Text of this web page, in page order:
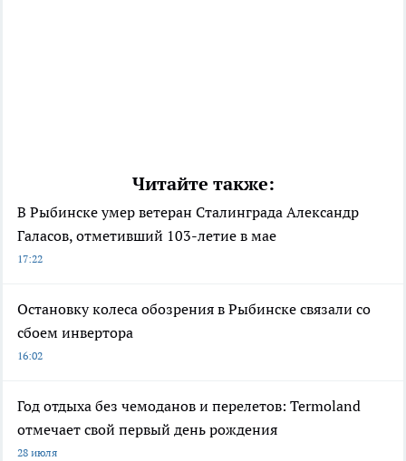
Читайте также:
В Рыбинске умер ветеран Сталинграда Александр
Галасов, отметивший 103-летие в мае
17:22
Остановку колеса обозрения в Рыбинске связали со
сбоем инвертора
16:02
Год отдыха без чемоданов и перелетов: Termoland
отмечает свой первый день рождения
28 июля